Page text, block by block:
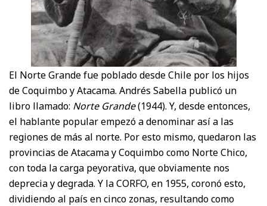
El Norte Grande fue poblado desde Chile por los hijos
de Coquimbo y Atacama. Andrés Sabella publicó un
libro llamado: Norte Grande(1944). Y, desde entonces,
el hablante popular empezó a denominar así a las
regiones de más al norte. Por esto mismo, quedaron las
provincias de Atacama y Coquimbo como Norte Chico,
con toda la carga peyorativa, que obviamente nos
deprecia y degrada. Y la CORFO, en 1955, coronó esto,
dividiendo al país en cinco zonas, resultando como